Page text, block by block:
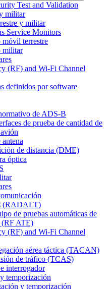
Test and Validation
militar
y militar
Service Monitors
móvil terrestre
militar
(RF) and Wi-Fi Channel
definidos por software
de ADS-B
de prueba de cantidad de
de distancia (DME)
óptica
(RADALT)
de pruebas automáticas de
(RF ATE)
(RF) and Wi-Fi Channel
aérea táctica (TACAN)
de tráfico (TCAS)
interrogador
temporización
y temporización